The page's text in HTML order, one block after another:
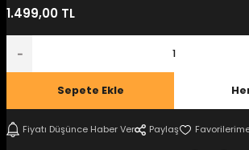
Mug
Kit
Kitapları
1.499,00 TL
Sepete Ekle
Fiyatı Düşünce Haber Ver Paylaş